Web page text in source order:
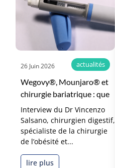
Wegovy®, Mounjaro® et
chirurgie bariatrique : que
va changer le
remboursement ?
26 Juin 2026 actualités
Interview du Dr Vincenzo
Salsano, chirurgien digestif,
spécialiste de la chirurgie
de l’obésité et...
lire plus